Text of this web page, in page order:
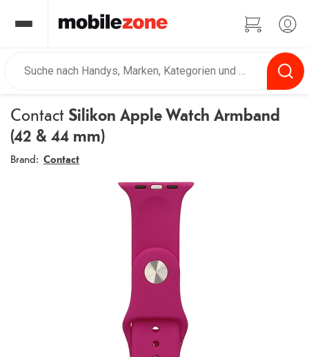
ContactSilikon Apple Watch Armband
(42 & 44 mm)
Brand: Contact